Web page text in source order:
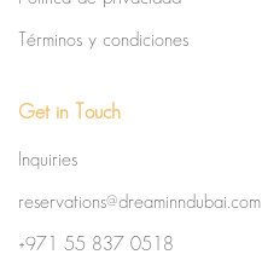
Términos y condiciones
Get in Touch
Inquiries
reservations@dreaminndubai.com
+971 55 837 0518